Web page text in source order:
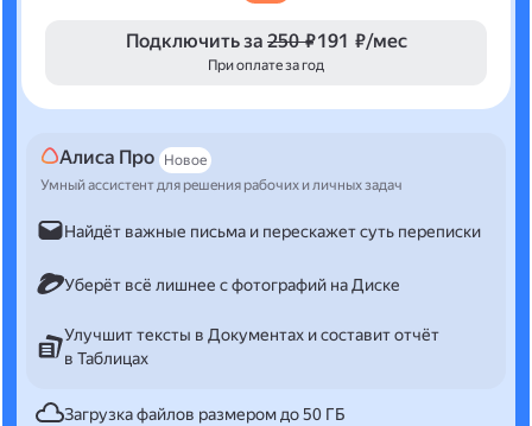
Подключить за 250 ₽ 191 ₽/мес
При оплате за год
Алиса Про
Новое
Умный ассистент для решения рабочих и личных задач
Найдёт важные письма и перескажет суть переписки
Уберёт всё лишнее с фотографий на Диске
Улучшит тексты в Документах и составит отчёт
в Таблицах
Загрузка файлов размером до 50 ГБ